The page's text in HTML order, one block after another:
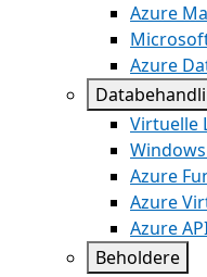
Azure
Azure
Virtuelle
Azure
Azure
Azure
Beholdere